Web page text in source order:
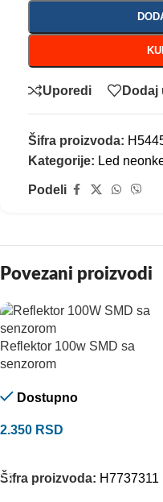
Uporedi Dodaj
Šifra proizvoda:
Kategorije: Led
Podeli
Povezani proizvodi
Reflektor 100w SMD sa
senzorom
Dostupno
2.350 RSD
Šifra proizvoda: H7737311